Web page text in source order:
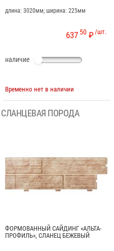
длина: 3020мм; ширина: 225мм
/шт.
637 50 ₽
наличие
Временно нет в наличии
СЛАНЦЕВАЯ ПОРОДА
ФОРМОВАННЫЙ САЙДИНГ «АЛЬТА-
ПРОФИЛЬ», СЛАНЕЦ БЕЖЕВЫЙ